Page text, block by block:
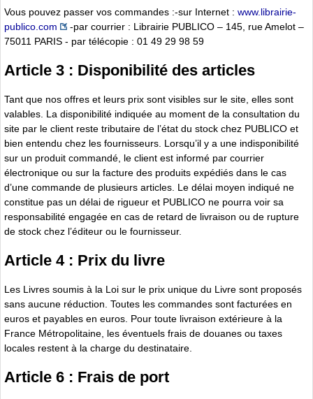
Vous pouvez passer vos commandes :-sur Internet : www.librairie-
publico.com
-par courrier : Librairie PUBLICO – 145, rue Amelot –
75011 PARIS - par télécopie : 01 49 29 98 59
Article 3 : Disponibilité des articles
Tant que nos offres et leurs prix sont visibles sur le site, elles sont
valables. La disponibilité indiquée au moment de la consultation du
site par le client reste tributaire de l’état du stock chez PUBLICO et
bien entendu chez les fournisseurs. Lorsqu’il y a une indisponibilité
sur un produit commandé, le client est informé par courrier
électronique ou sur la facture des produits expédiés dans le cas
d’une commande de plusieurs articles. Le délai moyen indiqué ne
constitue pas un délai de rigueur et PUBLICO ne pourra voir sa
responsabilité engagée en cas de retard de livraison ou de rupture
de stock chez l’éditeur ou le fournisseur.
Article 4 : Prix du livre
Les Livres soumis à la Loi sur le prix unique du Livre sont proposés
sans aucune réduction. Toutes les commandes sont facturées en
euros et payables en euros. Pour toute livraison extérieure à la
France Métropolitaine, les éventuels frais de douanes ou taxes
locales restent à la charge du destinataire.
Article 6 : Frais de port